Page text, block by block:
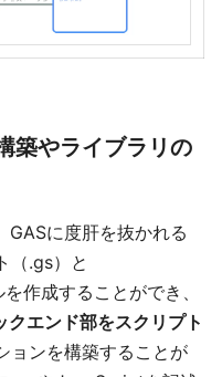
築やライブラリの
GASに度肝を抜かれる
（.gs）と
作成することができ、
クエンド部をスクリプト
ョンを構築することが